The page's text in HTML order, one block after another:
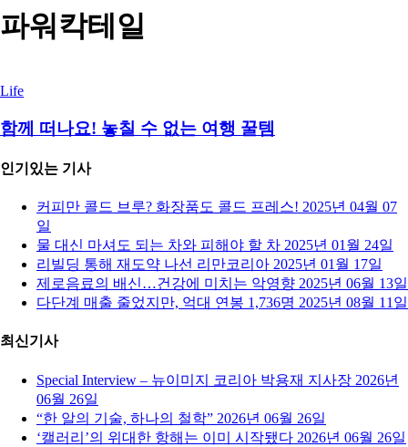
파워칵테일
Life
함께 떠나요! 놓칠 수 없는 여행 꿀템
인기있는 기사
커피만 콜드 브루? 화장품도 콜드 프레스! 2025년 04월 07
일
물 대신 마셔도 되는 차와 피해야 할 차 2025년 01월 24일
리빌딩 통해 재도약 나선 리만코리아 2025년 01월 17일
제로음료의 배신…건강에 미치는 악영향 2025년 06월 13일
다단계 매출 줄었지만, 억대 연봉 1,736명 2025년 08월 11일
최신기사
Special Interview – 뉴이미지 코리아 박용재 지사장 2026년
06월 26일
“한 알의 기술, 하나의 철학” 2026년 06월 26일
‘캘러리’의 위대한 항해는 이미 시작됐다 2026년 06월 26일